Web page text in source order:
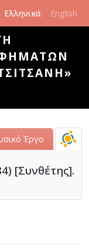
Ελληνικά English
Έργο
[Συνθέτης].